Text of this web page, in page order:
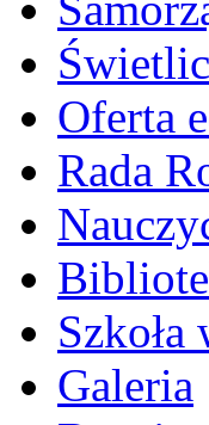
Oferta
Rada
Szkoła
Galeria